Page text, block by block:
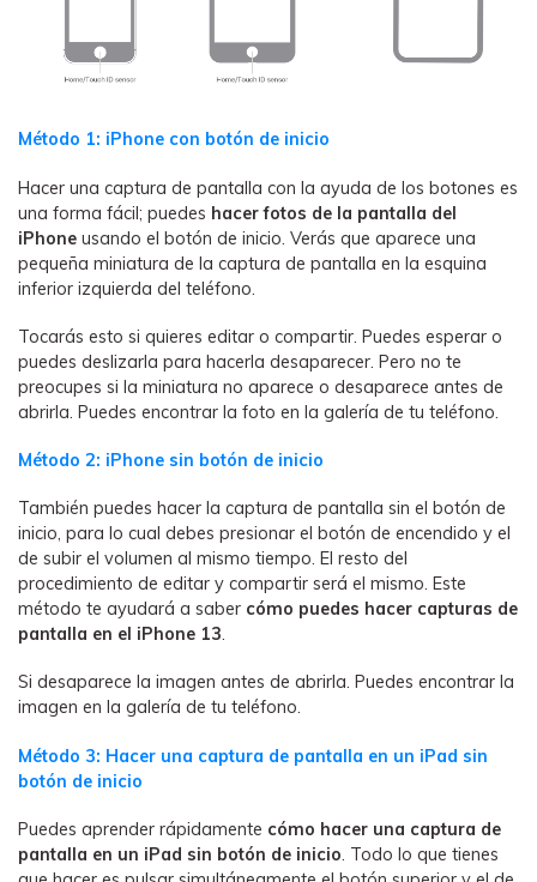
Método 1: iPhone con botón de inicio
Hacer una captura de pantalla con la ayuda de los botones es
una forma fácil; puedes hacer fotos de la pantalla del
iPhone usando el botón de inicio. Verás que aparece una
pequeña miniatura de la captura de pantalla en la esquina
inferior izquierda del teléfono.
Tocarás esto si quieres editar o compartir. Puedes esperar o
puedes deslizarla para hacerla desaparecer. Pero no te
preocupes si la miniatura no aparece o desaparece antes de
abrirla. Puedes encontrar la foto en la galería de tu teléfono.
Método 2: iPhone sin botón de inicio
También puedes hacer la captura de pantalla sin el botón de
inicio, para lo cual debes presionar el botón de encendido y el
de subir el volumen al mismo tiempo. El resto del
procedimiento de editar y compartir será el mismo. Este
método te ayudará a saber cómo puedes hacer capturas de
pantalla en el iPhone 13.
Si desaparece la imagen antes de abrirla. Puedes encontrar la
imagen en la galería de tu teléfono.
Método 3: Hacer una captura de pantalla en un iPad sin
botón de inicio
Puedes aprender rápidamente cómo hacer una captura de
pantalla en un iPad sin botón de inicio. Todo lo que tienes